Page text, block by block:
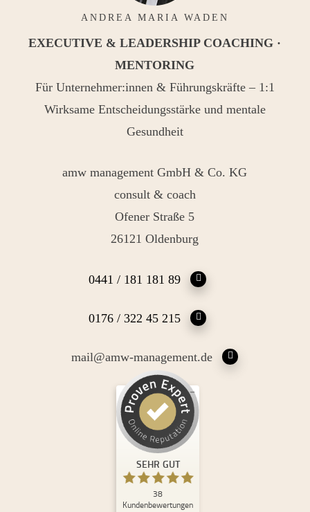
ANDREA MARIA WADEN
EXECUTIVE & LEADERSHIP COACHING ·
MENTORING
Für Unternehmer:innen & Führungskräfte – 1:1
Wirksame Entscheidungsstärke und mentale
Gesundheit
amw management GmbH & Co. KG
consult & coach
Ofener Straße 5
26121 Oldenburg
0441 / 181 181 89
0176 / 322 45 215
mail@amw-management.de
SEHR GUT
38
Kundenbewertungen
Kundenbewertungen und Erfahrungen zu
Andrea Maria Waden
Empfehlungen auf
ProvenExpert.com
SEHR GUT